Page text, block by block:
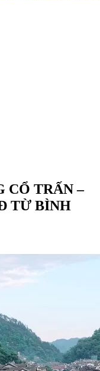
CỔ TRẤN –
TỪ BÌNH